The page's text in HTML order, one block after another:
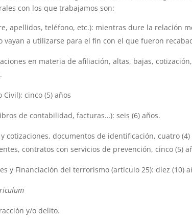
con los que trabajamos son:
apellidos, teléfono, etc.): mientras dure la relación
a utilizarse para el fin con el que fueron
en materia de afiliación, altas, bajas,
cinco (5) años
de contabilidad, facturas…): seis (6) años.
documentos de identificación, cuatro
contratos con servicios de prevención, cinco (5)
y Financiación del terrorismo (artículo 25): diez (10)
y/o delito.